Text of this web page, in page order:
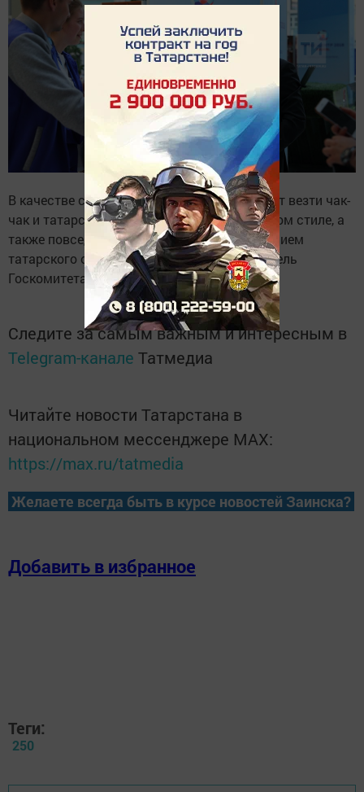
В качестве сувениров из Татарстана следует везти чак-
чак и татарский чай, бижутерию в болгарском стиле, а
также повседневную одежду с использованием
татарского орнамента, сообщил председатель
Госкомитета РТ по туризму.
Следите за самым важным и интересным в
Telegram-канале Татмедиа
Читайте новости Татарстана в
национальном мессенджере MАХ:
https://max.ru/tatmedia
Желаете всегда быть в курсе новостей Заинска?
Добавить в избранное
Теги:
250